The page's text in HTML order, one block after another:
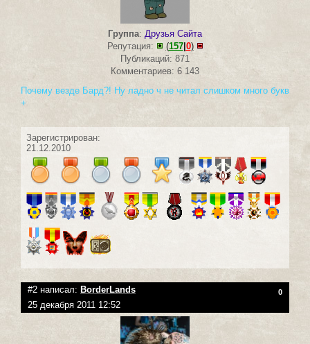
Группа: Друзья Сайта
Репутация:
(157| 0)
Публикаций: 871
Комментариев: 6 143
Почему везде Бард?! Ну ладно ч не читал слишком много букв
+
Зарегистрирован:
21.12.2010
#2 написал: BorderLands 0
25 декабря 2011 12:52